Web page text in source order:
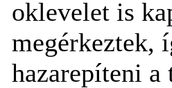
oklevelet is
megérkeztek,
hazarepíteni